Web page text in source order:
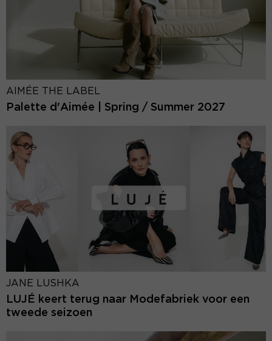
AIMÉE THE LABEL
Palette d'Aimée | Spring / Summer 2027
JANE LUSHKA
LUJÉ keert terug naar Modefabriek voor een
tweede seizoen